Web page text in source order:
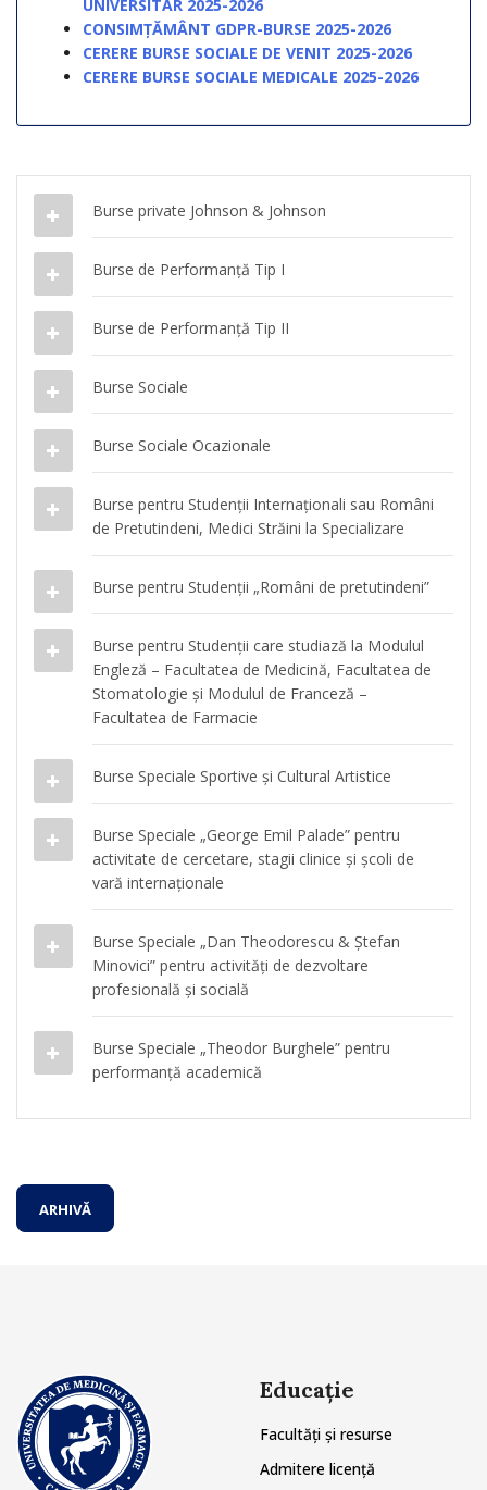
UNIVERSITAR 2025-2026
CONSIMȚĂMÂNT GDPR-BURSE 2025-2026
CERERE BURSE SOCIALE DE VENIT 2025-2026
CERERE BURSE SOCIALE MEDICALE 2025-2026
Burse private Johnson & Johnson
Burse de Performanță Tip I
Burse de Performanță Tip II
Burse Sociale
Burse Sociale Ocazionale
Burse pentru Studenții Internaționali sau Români
de Pretutindeni, Medici Străini la Specializare
Burse pentru Studenții „Români de pretutindeni”
Burse pentru Studenții care studiază la Modulul
Engleză – Facultatea de Medicină, Facultatea de
Stomatologie și Modulul de Franceză –
Facultatea de Farmacie
Burse Speciale Sportive și Cultural Artistice
Burse Speciale „George Emil Palade” pentru
activitate de cercetare, stagii clinice și școli de
vară internaționale
Burse Speciale „Dan Theodorescu & Ștefan
Minovici” pentru activități de dezvoltare
profesională și socială
Burse Speciale „Theodor Burghele” pentru
performanță academică
ARHIVĂ
Educație
Facultăți și resurse
Admitere licență